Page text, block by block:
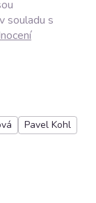
souladu s
Pavel Kohl